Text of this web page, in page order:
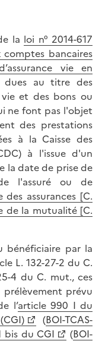
la loi n° 2014-617
bancaires
vie en
dues au titre des
et des bons ou
ne font pas l'objet
des prestations
à la Caisse des
à l'issue d'un
la date de prise de
l'assuré ou de
des assurances [C.
de la mutualité [C.
bénéficiaire par la
L. 132-27-2 du C.
4 du C. mut., ces
prélèvement prévu
l’article 990 I du
(BOI-TCAS-
bis du CGI (BOI-